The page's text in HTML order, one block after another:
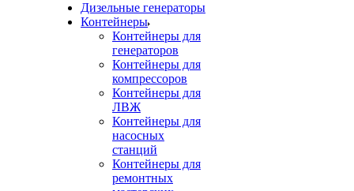
Дизельные генераторы
Контейнеры
Контейнеры для
генераторов
Контейнеры для
компрессоров
Контейнеры для
ЛВЖ
Контейнеры для
насосных
станций
Контейнеры для
ремонтных